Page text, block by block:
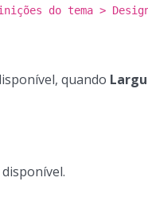
do tema >
quando